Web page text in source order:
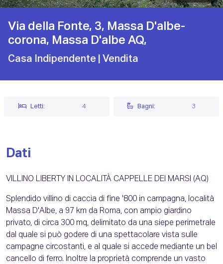
Via della Fonte, 3, Massa D'albe-
corona, Massa D'albe AQ,
Casa Indipendente | Vendita
Letti: 4 Bagni: 3
Dati
VILLINO LIBERTY IN LOCALITÀ CAPPELLE DEI MARSI (AQ)
Splendido villino di caccia di fine '800 in campagna, località
Massa D'Albe, a 97 km da Roma, con ampio giardino
privato, di circa 300 mq, delimitato da una siepe perimetrale
dal quale si può godere di una spettacolare vista sulle
campagne circostanti, e al quale si accede mediante un bel
cancello di ferro. Inoltre la proprietà comprende un vasto